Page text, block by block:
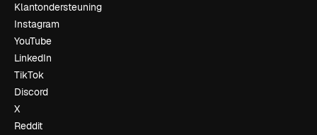
Klantondersteuning
Instagram
YouTube
LinkedIn
TikTok
Discord
X
Reddit